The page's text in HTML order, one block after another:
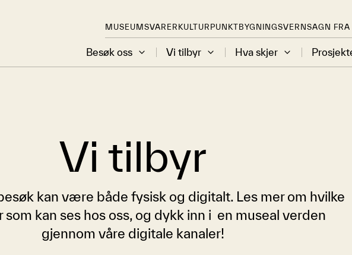
Besøk oss Vi tilbyr Hva skjer
MUSEUMSVARER KULTURPUNKT BYGNINGSVERNSAGN
Vi tilbyr
kan være både fysisk og digitalt. Les mer om hvilke
som kan ses hos oss, og dykk inn i en museal verden
gjennom våre digitale kanaler!